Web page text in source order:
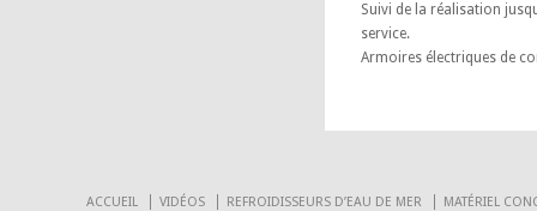
Suivi de la réalisation
service.
Armoires électriques de
ACCUEIL VIDÉOS REFROIDISSEURS D’EAU DE MER
MATÉRIEL